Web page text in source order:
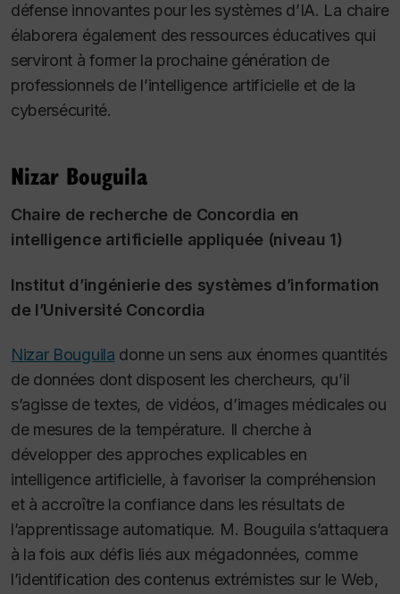
défense innovantes pour les systèmes d’IA. La chaire
élaborera également des ressources éducatives qui
serviront à former la prochaine génération de
professionnels de l’intelligence artificielle et de la
cybersécurité.
Nizar Bouguila
Chaire de recherche de Concordia en
intelligence artificielle appliquée (niveau 1)
Institut d’ingénierie des systèmes d’information
de l’Université Concordia
Nizar Bouguila donne un sens aux énormes quantités
de données dont disposent les chercheurs, qu’il
s’agisse de textes, de vidéos, d’images médicales ou
de mesures de la température. Il cherche à
développer des approches explicables en
intelligence artificielle, à favoriser la compréhension
et à accroître la confiance dans les résultats de
l’apprentissage automatique. M. Bouguila s’attaquera
à la fois aux défis liés aux mégadonnées, comme
l’identification des contenus extrémistes sur le Web,